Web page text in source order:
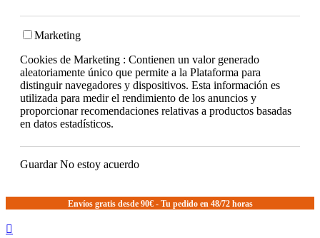
Marketing
Cookies de Marketing : Contienen un valor generado
aleatoriamente único que permite a la Plataforma para
distinguir navegadores y dispositivos. Esta información es
utilizada para medir el rendimiento de los anuncios y
proporcionar recomendaciones relativas a productos basadas
en datos estadísticos.
GuardarNo estoy acuerdo
Envíos gratis desde 90€ - Tu pedido en 48/72 horas
